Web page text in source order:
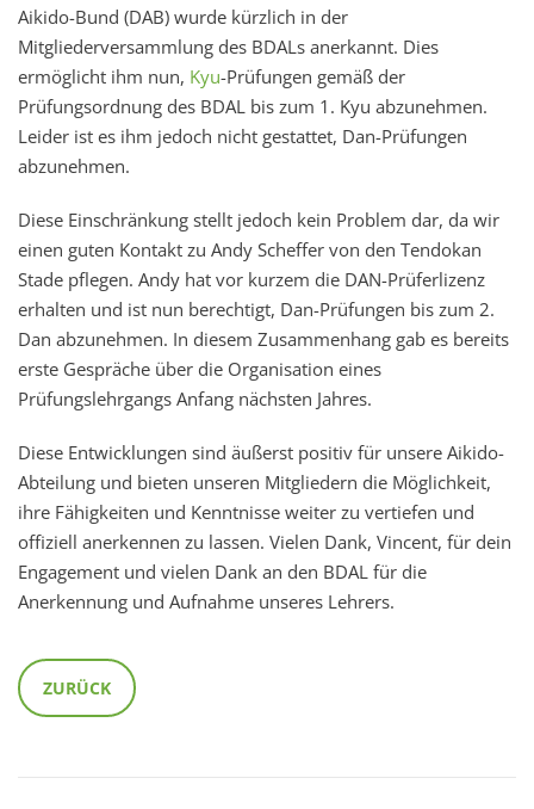
Aikido-Bund (DAB) wurde kürzlich in der
Mitgliederversammlung des BDALs anerkannt. Dies
ermöglicht ihm nun, Kyu-Prüfungen gemäß der
Prüfungsordnung des BDAL bis zum 1. Kyu abzunehmen.
Leider ist es ihm jedoch nicht gestattet, Dan-Prüfungen
abzunehmen.
Diese Einschränkung stellt jedoch kein Problem dar, da wir
einen guten Kontakt zu Andy Scheffer von den Tendokan
Stade pflegen. Andy hat vor kurzem die DAN-Prüferlizenz
erhalten und ist nun berechtigt, Dan-Prüfungen bis zum 2.
Dan abzunehmen. In diesem Zusammenhang gab es bereits
erste Gespräche über die Organisation eines
Prüfungslehrgangs Anfang nächsten Jahres.
Diese Entwicklungen sind äußerst positiv für unsere Aikido-
Abteilung und bieten unseren Mitgliedern die Möglichkeit,
ihre Fähigkeiten und Kenntnisse weiter zu vertiefen und
offiziell anerkennen zu lassen. Vielen Dank, Vincent, für dein
Engagement und vielen Dank an den BDAL für die
Anerkennung und Aufnahme unseres Lehrers.
ZURÜCK